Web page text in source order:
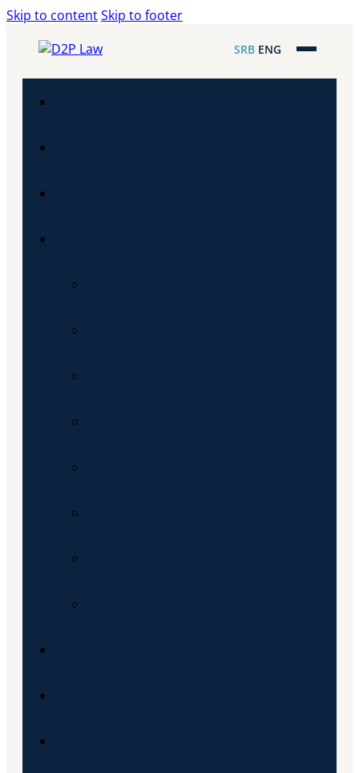
Skip to contentSkip to footer
SRB ENG